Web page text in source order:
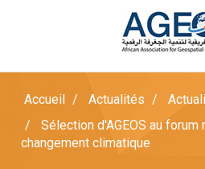
Accueil Actualités
Sélection d'AGEOS au
changement climatique